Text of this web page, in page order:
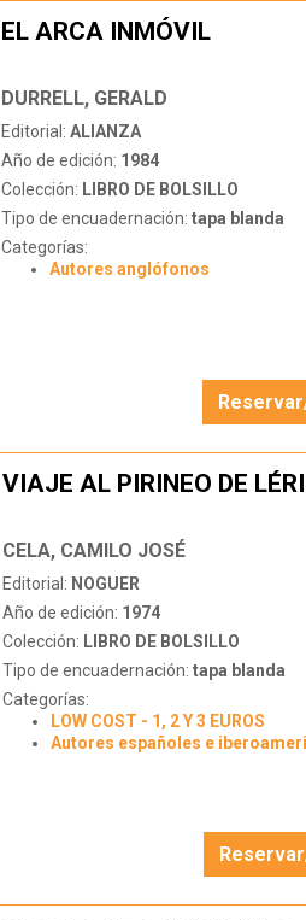
EL ARCA INMÓVIL
DURRELL, GERALD
Editorial: ALIANZA
Año de edición: 1984
Colección: LIBRO DE BOLSILLO
Tipo de encuadernación: tapa blanda
Categorías:
Autores anglófonos
VIAJE AL PIRINEO DE
CELA, CAMILO JOSÉ
Editorial: NOGUER
Año de edición: 1974
Colección: LIBRO DE BOLSILLO
Tipo de encuadernación: tapa blanda
Categorías:
LOW COST - 1, 2 Y 3 EUROS
Autores españoles e